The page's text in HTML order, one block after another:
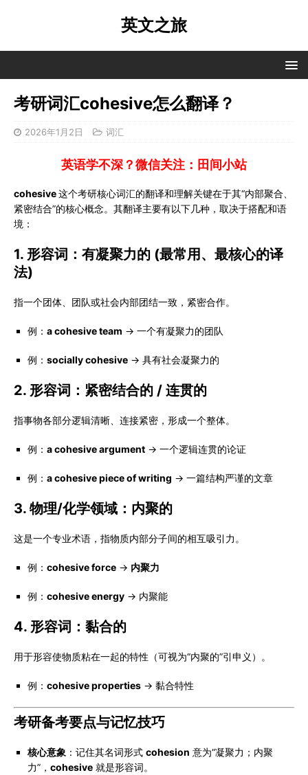
英文之旅
考研词汇cohesive怎么翻译？
2026年1月2日 词汇
英语学不深？微信关注：田间小站
cohesive这个考研核心词汇的翻译和理解关键在于其“内部聚合、
紧密结合”的核心概念。其翻译主要有以下几种，取决于搭配和语
境：
1. 形容词：有凝聚力的 (最常用、最核心的译
法)
指一个团体、团队或社会内部团结一致，紧密合作。
例： a cohesive team → 一个有凝聚力的团队
例： socially cohesive → 具有社会凝聚力的
2. 形容词：紧密结合的 / 连贯的
指事物各部分逻辑清晰、连接紧密，形成一个整体。
例： a cohesive argument → 一个逻辑连贯的论证
例： a cohesive piece of writing → 一篇结构严谨的文章
3. 物理/化学领域：内聚的
这是一个专业术语，指物质内部分子间的相互吸引力。
例： cohesive force → 内聚力
例： cohesive energy → 内聚能
4. 形容词：黏合的
用于形容使物质粘在一起的特性（可视为“内聚的”引申义）。
例： cohesive properties → 黏合特性
考研备考要点与记忆技巧
核心意象 ：记住其名词形式 cohesion 意为“凝聚力；内聚
力”， cohesive 就是形容词。